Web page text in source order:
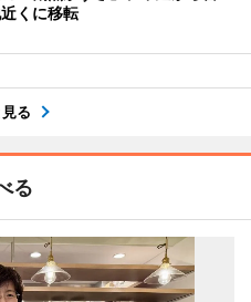
くに移転
る
る